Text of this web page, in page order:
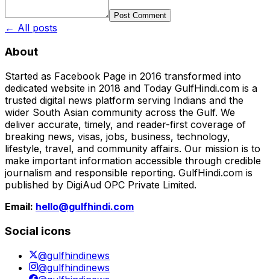
Post Comment
← All posts
About
Started as Facebook Page in 2016 transformed into
dedicated website in 2018 and Today GulfHindi.com is a
trusted digital news platform serving Indians and the
wider South Asian community across the Gulf. We
deliver accurate, timely, and reader-first coverage of
breaking news, visas, jobs, business, technology,
lifestyle, travel, and community affairs. Our mission is to
make important information accessible through credible
journalism and responsible reporting. GulfHindi.com is
published by DigiAud OPC Private Limited.
Email: hello@gulfhindi.com
Social icons
@gulfhindinews
@gulfhindinews